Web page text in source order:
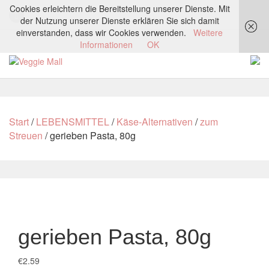
Start/LEBENSMITTEL/Käse-Alternativen /zum
Streuen / gerieben Pasta, 80g
gerieben Pasta, 80g
€2.59
Cookies erleichtern die Bereitstellung unserer Dienste. Mit
der Nutzung unserer Dienste erklären Sie sich damit
einverstanden, dass wir Cookies verwenden.
Weitere
Informationen
OK